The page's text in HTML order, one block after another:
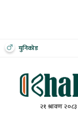
युनिकोड
२१ श्रावण